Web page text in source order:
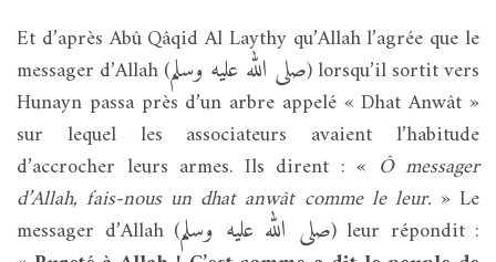
Et d’après Abû Qâqid Al Laythy qu’Allah l’agrée que le
messager d’Allah (صلى الله عليه وسلم) lorsqu’il sortit vers
Hunayn passa près d’un arbre appelé « Dhat Anwât »
sur lequel les associateurs avaient l’habitude
d’accrocher leurs armes. Ils dirent : « Ô messager
d’Allah, fais-nous un dhat anwât comme le leur. » Le
messager d’Allah (صلى الله عليه وسلم) leur répondit :